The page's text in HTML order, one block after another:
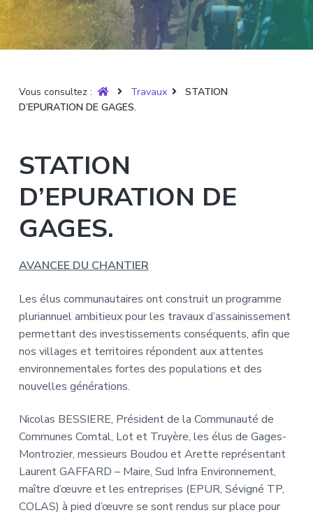
t
i
p
r
a
g
T
r
u
y
è
Vous consultez : Travaux
STATION
D’EPURATION DE GAGES.
STATION
D’EPURATION DE
GAGES.
AVANCEE DU CHANTIER
Les élus communautaires ont construit un programme
pluriannuel ambitieux pour les travaux d’assainissement
permettant des investissements conséquents, afin que
nos villages et territoires répondent aux attentes
environnementales fortes des populations et des
nouvelles générations.
Nicolas BESSIERE, Président de la Communauté de
Communes Comtal, Lot et Truyère, les élus de Gages-
Montrozier, messieurs Boudou et Arette représentant
Laurent GAFFARD – Maire, Sud Infra Environnement,
maître d’œuvre et les entreprises (EPUR, Sévigné TP,
COLAS) à pied d’œuvre se sont rendus sur place pour